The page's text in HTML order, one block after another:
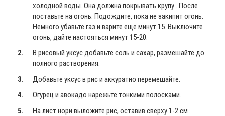
холодной воды. Она должна покрывать крупу.. После
поставьте на огонь. Подождите, пока не закипит огонь.
Немного убавьте газ и варите еще минут 15. Выключите
огонь, дайте настояться минут 15-20.
В рисовый уксус добавьте соль и сахар, размешайте до
полного растворения.
Добавьте уксус в рис и аккуратно перемешайте.
Огурец и авокадо нарежьте тонкими полосками.
На лист нори выложите рис, оставив сверху 1-2 см